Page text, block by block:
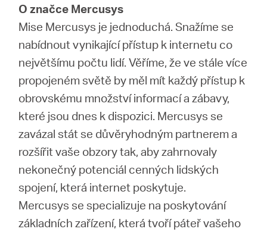
O značce Mercusys
Mise Mercusys je jednoduchá. Snažíme se
nabídnout vynikající přístup k internetu co
největšímu počtu lidí. Věříme, že ve stále více
propojeném světě by měl mít každý přístup k
obrovskému množství informací a zábavy,
které jsou dnes k dispozici. Mercusys se
zavázal stát se důvěryhodným partnerem a
rozšířit vaše obzory tak, aby zahrnovaly
nekonečný potenciál cenných lidských
spojení, která internet poskytuje.
Mercusys se specializuje na poskytování
základních zařízení, která tvoří páteř vašeho